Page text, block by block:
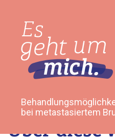
content
bei metastasiertem
Über diese